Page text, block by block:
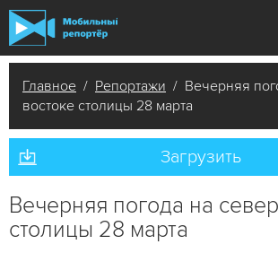
Главное / Репортажи / Вечерняя
востоке столицы 28 марта
Загрузить
Вечерняя погода на
столицы 28 марта